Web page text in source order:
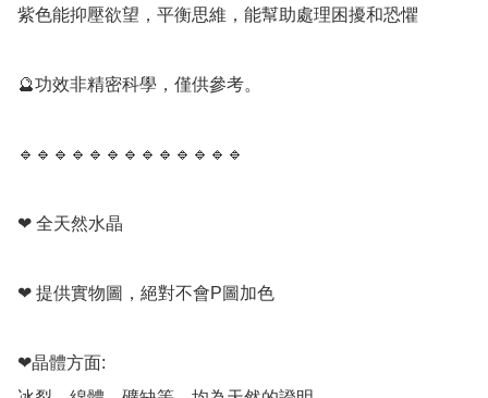
紫色能抑壓欲望，平衡思維，能幫助處理困擾和恐懼
🔮功效非精密科學，僅供參考。
🔹️🔹️🔹️🔹️🔹️🔹️🔹️🔹️🔹️🔹️🔹️🔹️🔹️
❤ 全天然水晶
❤ 提供實物圖，絕對不會P圖加色
❤晶體方面: